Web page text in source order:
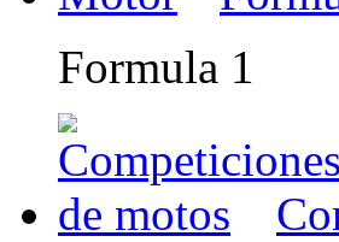
Formula 1